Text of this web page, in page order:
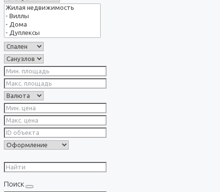
Поиск